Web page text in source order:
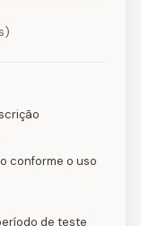
conforme o uso
de teste